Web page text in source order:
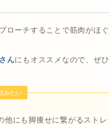
ローチすることで筋肉がほぐ
んにもオススメなので、ぜ
みたい
他にも脚痩せに繋がるスト